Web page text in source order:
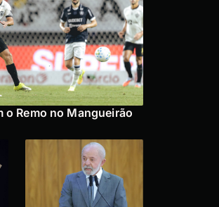
Remo no Mangueirão